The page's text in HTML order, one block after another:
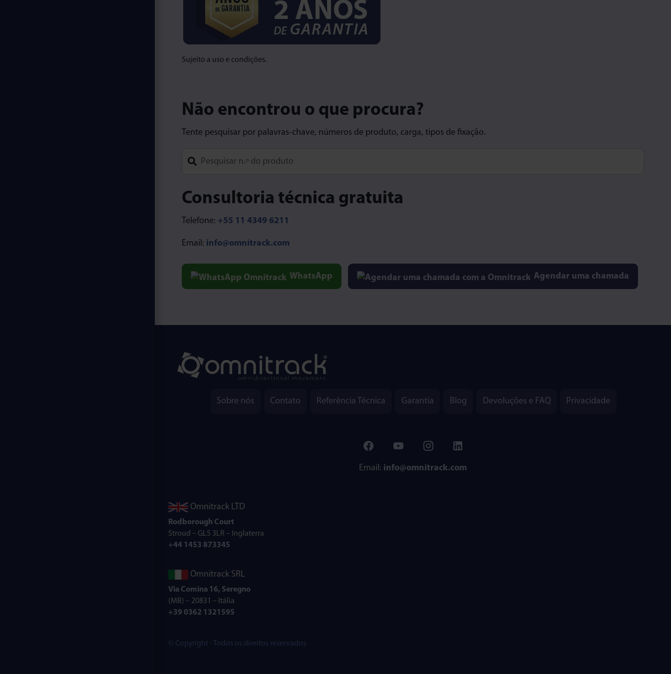
Sujeito a uso e condições.
Não encontrou o que procura?
Tente pesquisar por palavras-chave, números de produto, carga, tipos de fixação.
Consultoria técnica gratuita
Telefone: +55 11 4349 6211
Email: info@omnitrack.com
WhatsApp Agendar uma chamada
Sobre nós Contato Referência Técnica Garantia Blog Devoluções e FAQ Privacidade
Email: info@omnitrack.com
Omnitrack LTD
Rodborough Court
Stroud – GL5 3LR – Inglaterra
+44 1453 873345
Omnitrack SRL
Via Comina 16, Seregno
(MB) – 20831 – Itália
+39 0362 1321595
© Copyright - Todos os direitos reservados